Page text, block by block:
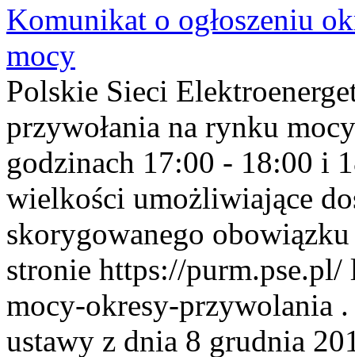
Komunikat o ogłoszeniu
mocy
Polskie Sieci
przywołania na rynku
godzinach 17:00 - 18:00 i
wielkości umożliwiające
skorygowanego
stronie https://
mocy-okresy-przywolania
ustawy z dnia 8 grudnia